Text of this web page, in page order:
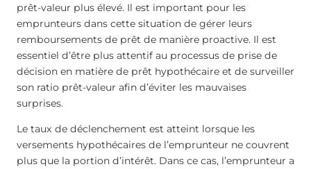
prêt-valeur plus élevé. Il est important pour les
emprunteurs dans cette situation de gérer leurs
remboursements de prêt de manière proactive. Il est
essentiel d’être plus attentif au processus de prise de
décision en matière de prêt hypothécaire et de surveiller
son ratio prêt-valeur afin d’éviter les mauvaises
surprises.
Le taux de déclenchement est atteint lorsque les
versements hypothécaires de l’emprunteur ne couvrent
plus que la portion d’intérêt. Dans ce cas, l’emprunteur a